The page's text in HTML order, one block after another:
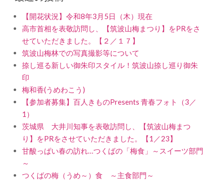
【開花状況】令和8年3月5日（木）現在
高市首相を表敬訪問し、【筑波山梅まつり】をPRをさ
せていただきました。【２／１７】
筑波山梅林での写真撮影等について
捺し巡る新しい御朱印スタイル！筑波山捺し巡り御朱
印
梅和香(うめわこう)
【参加者募集】百人きものPresents 青春フォト（3／
1）
茨城県 大井川知事を表敬訪問し、【筑波山梅まつ
り】をPRをさせていただきました。【1／23】
甘酸っぱい春の訪れ…つくばの「梅食」～スイーツ部門
～
つくばの梅（うめ～）食 ～主食部門～